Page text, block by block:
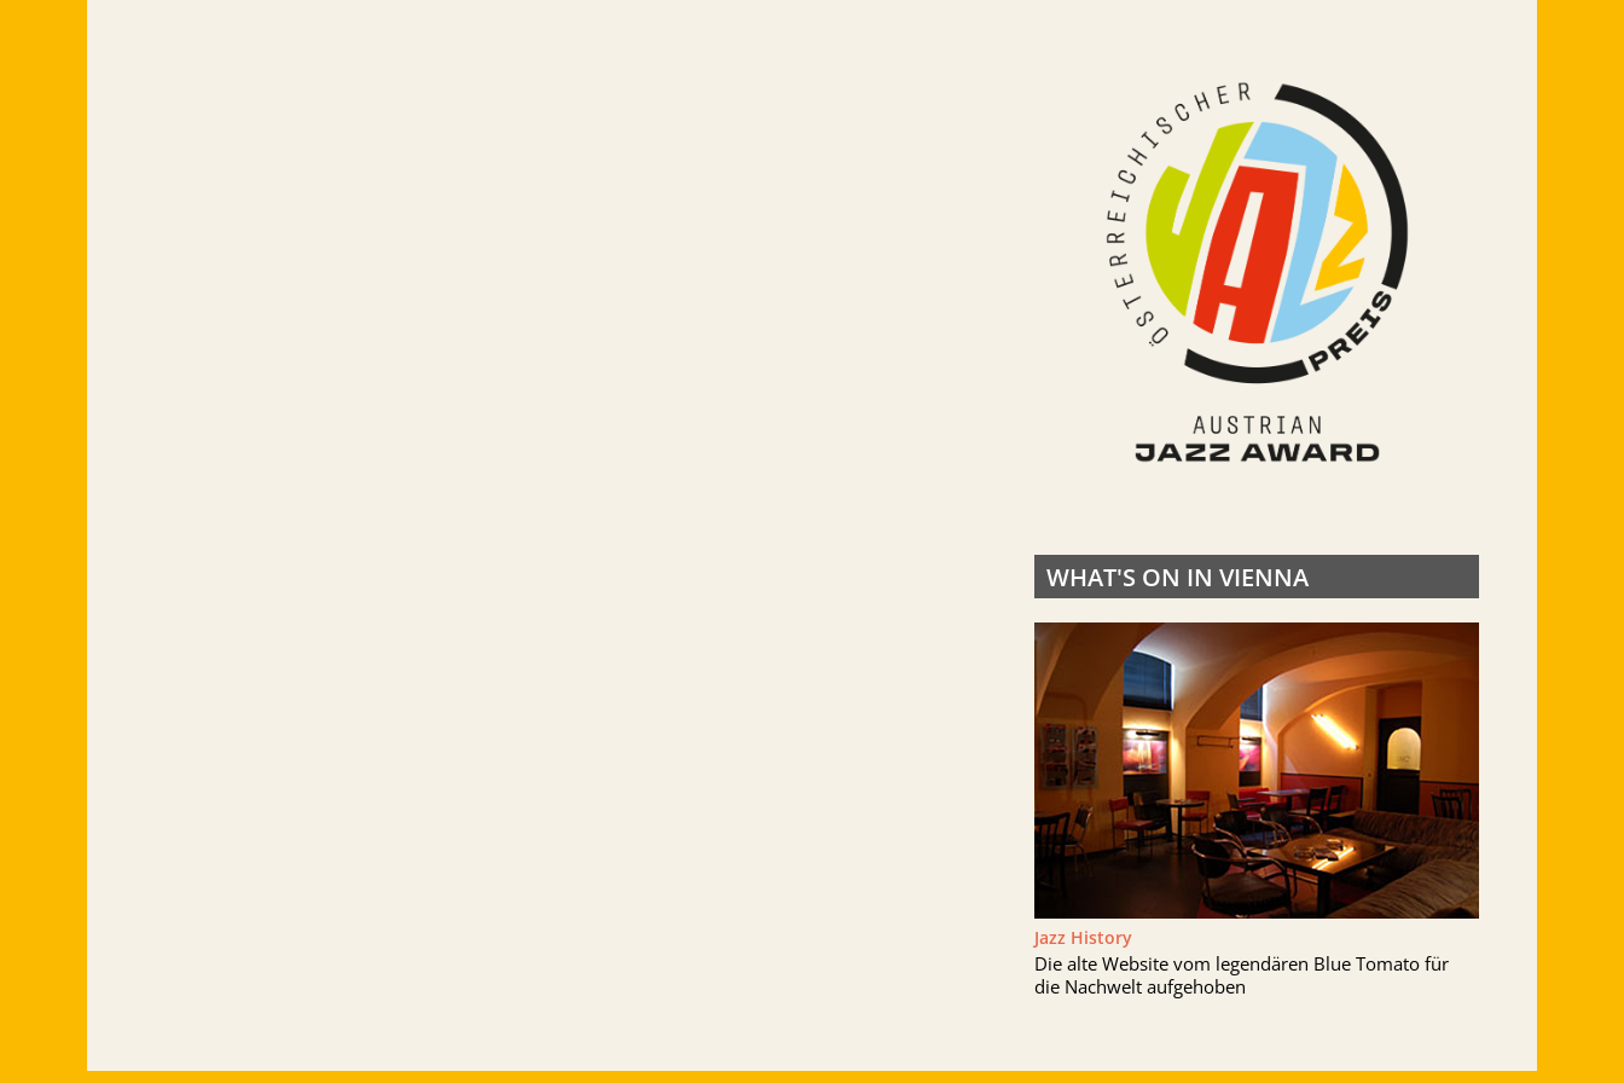
WHAT'S ON IN VIENNA
Jazz History
Die alte Website vom legendären Blue Tomato für
die Nachwelt aufgehoben